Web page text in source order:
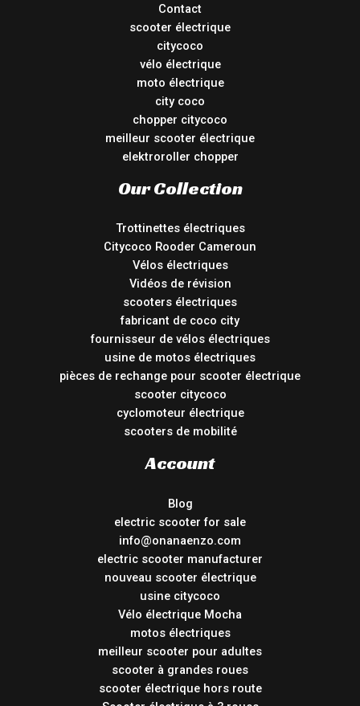
Contact
scooter électrique
citycoco
vélo électrique
moto électrique
city coco
chopper citycoco
meilleur scooter électrique
elektroroller chopper
Our Collection
Trottinettes électriques
Citycoco Rooder Cameroun
Vélos électriques
Vidéos de révision
scooters électriques
fabricant de coco city
fournisseur de vélos électriques
usine de motos électriques
pièces de rechange pour scooter électrique
scooter citycoco
cyclomoteur électrique
scooters de mobilité
Account
Blog
electric scooter for sale
info@onanaenzo.com
electric scooter manufacturer
nouveau scooter électrique
usine citycoco
Vélo électrique Mocha
motos électriques
meilleur scooter pour adultes
scooter à grandes roues
scooter électrique hors route